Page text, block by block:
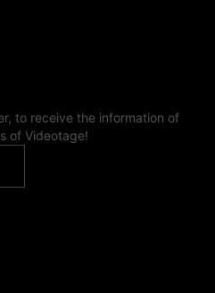
to receive the information of
of Videotage!